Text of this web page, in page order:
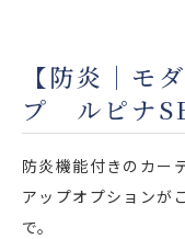
製品をさがす
店舗をさがす
私たちのこだわり
【防炎｜モ
プ ルピナ
防炎機能付きのカー
アップオプションが
で。